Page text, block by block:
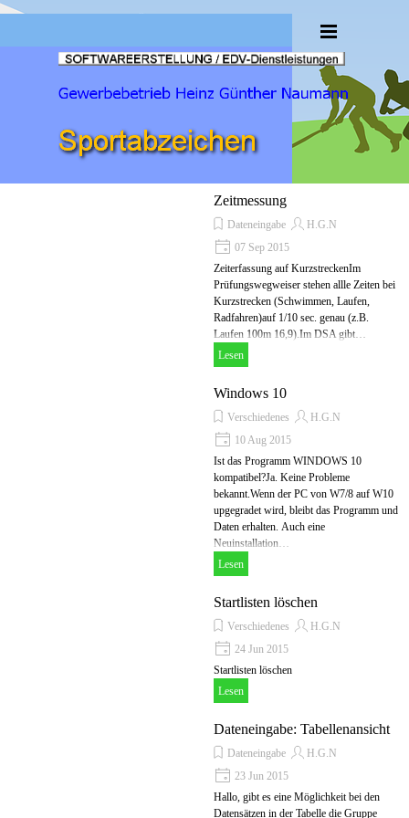
Direkt zum Seiteninhalt
Zeitmessung
Dateneingabe
H.G.N
07 Sep 2015
Zeiterfassung auf KurzstreckenIm
Prüfungswegweiser stehen allle Zeiten bei
Kurzstrecken (Schwimmen, Laufen,
Radfahren)auf 1/10 sec. genau (z.B.
Laufen 100m 16,9).Im DSA gibt…
Lesen
Windows 10
Verschiedenes
H.G.N
10 Aug 2015
Ist das Programm WINDOWS 10
kompatibel?Ja. Keine Probleme
bekannt.Wenn der PC von W7/8 auf W10
upgegradet wird, bleibt das Programm und
Daten erhalten. Auch eine
Neuinstallation…
Lesen
Startlisten löschen
Verschiedenes
H.G.N
24 Jun 2015
Startlisten löschen
Lesen
Dateneingabe: Tabellenansicht
Dateneingabe
H.G.N
23 Jun 2015
Hallo, gibt es eine Möglichkeit bei den
Datensätzen in der Tabelle die Gruppe